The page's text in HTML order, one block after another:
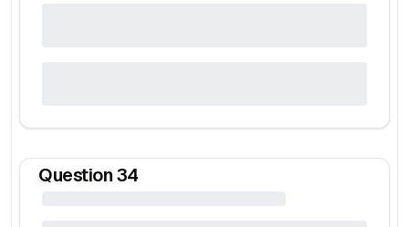
Question 34